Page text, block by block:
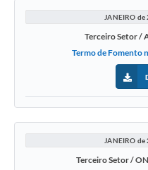
JANEIRO
Terceiro Setor /
Termo de Fomento
JANEIRO
Terceiro Setor /